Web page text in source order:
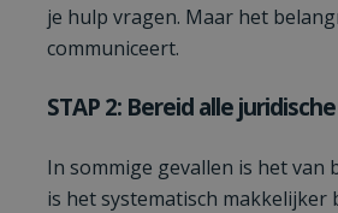
je hulp vragen. Maar het
communiceert.
STAP 2: Bereid alle
In sommige gevallen is het
is het systematisch